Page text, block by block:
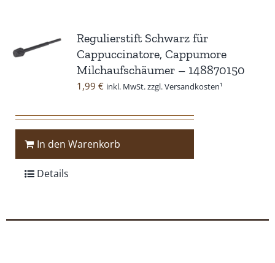
Regulierstift Schwarz für
Cappuccinatore, Cappumore
Milchaufschäumer – 148870150
1,99 € inkl. MwSt. zzgl. Versandkosten¹
In den Warenkorb
Details